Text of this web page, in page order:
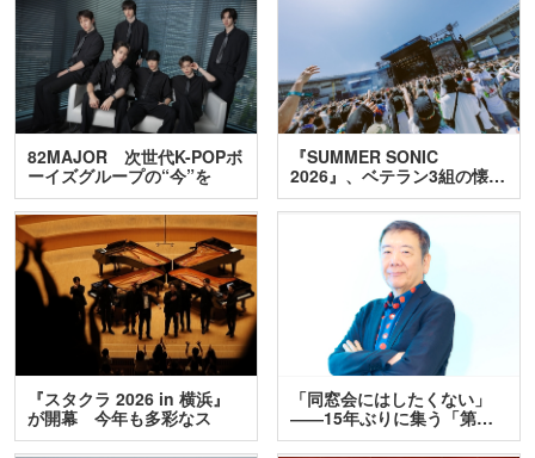
82MAJOR 次世代K-POPボ
ーイズグループの“今”を
訊…
『SUMMER SONIC
2026』、ベテラン3組の懐…
『スタクラ 2026 in 横浜』
が開幕 今年も多彩なス
テ…
「同窓会にはしたくない」
――15年ぶりに集う「第…